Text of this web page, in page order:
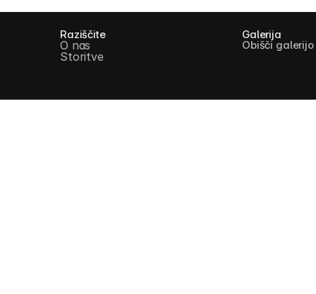
Raziščite
O nas
Storitve
Galerija
Obišči galerijo